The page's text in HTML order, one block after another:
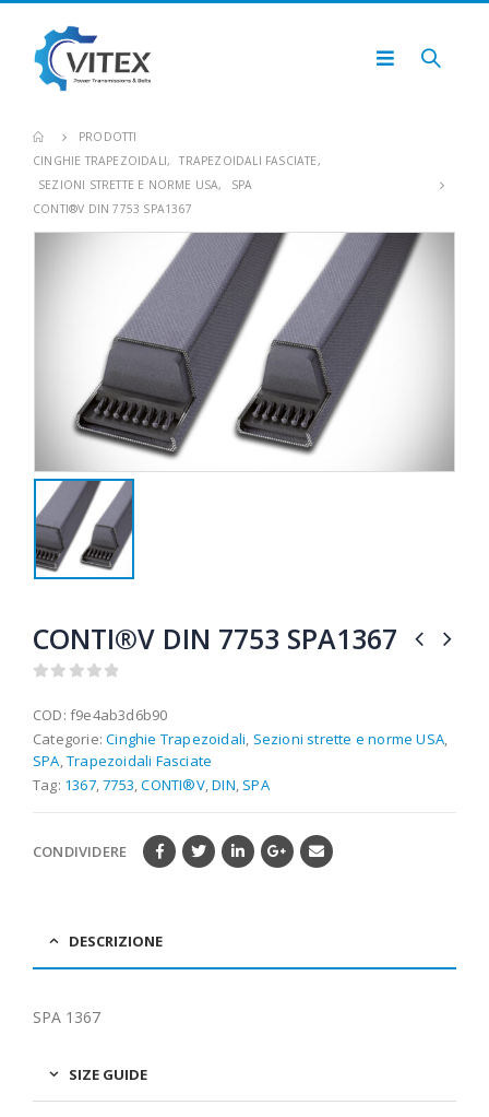
PRODOTTI
CINGHIE TRAPEZOIDALI, TRAPEZOIDALI FASCIATE,
SEZIONI STRETTE E NORME USA,
SPA
CONTI®V DIN 7753 SPA1367
CONTI®V DIN 7753 SPA1367
COD: f9e4ab3d6b90
Categorie:Cinghie Trapezoidali Sezioni strette e norme USA
SPA ,Trapezoidali Fasciate
Tag: 1367,7753 ,CONTI®V,DIN SPA
CONDIVIDERE
DESCRIZIONE
SPA 1367
SIZE GUIDE